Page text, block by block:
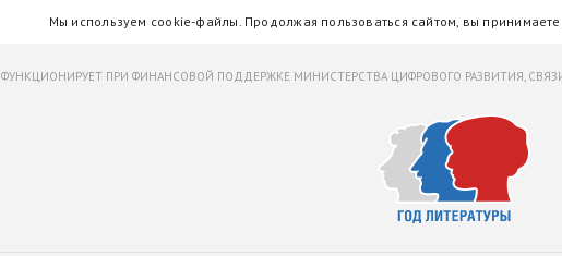
Мы используем cookie-файлы. Продолжая пользоваться сайтом, вы принимаете
ФУНКЦИОНИРУЕТ ПРИ ФИНАНСОВОЙ ПОДДЕРЖКЕ МИНИСТЕРСТВА ЦИФРОВОГО РАЗВИТИЯ,